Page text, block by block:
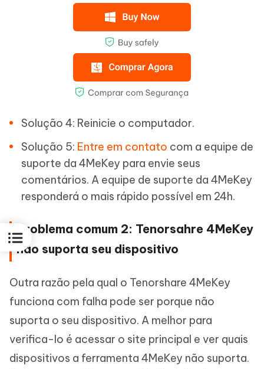
Solução 4: Reinicie o computador.
Solução 5: Entre em contato com a equipe de
suporte da 4MeKey para envie seus
comentários. A equipe de suporte da 4MeKey
responderá o mais rápido possível em 24h.
Problema comum 2: Tenorsahre 4MeKey
não suporta seu dispositivo
Outra razão pela qual o Tenorshare 4MeKey
funciona com falha pode ser porque não
suporta o seu dispositivo. A melhor para
verifica-lo é acessar o site principal e ver quais
dispositivos a ferramenta 4MeKey não suporta.